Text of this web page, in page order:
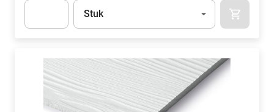
Eenheid
Stuk